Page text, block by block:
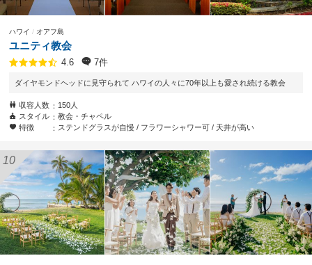
ハワイ オアフ島
ユニティ教会
4.6 7件
ダイヤモンドヘッドに見守られて ハワイの人々に70年以上も愛され続ける教会
収容人数
150人
スタイル
教会・チャペル
特徴
ステンドグラスが自慢 フラワーシャワー可 天井が高い